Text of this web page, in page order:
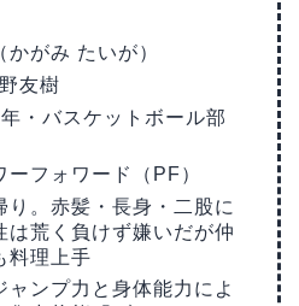
かがみ たいが）
友樹
・バスケットボール部
ーフォワード（PF）
り。赤髪・長身・二股に
は荒く負けず嫌いだが仲
料理上手
ャンプ力と身体能力によ